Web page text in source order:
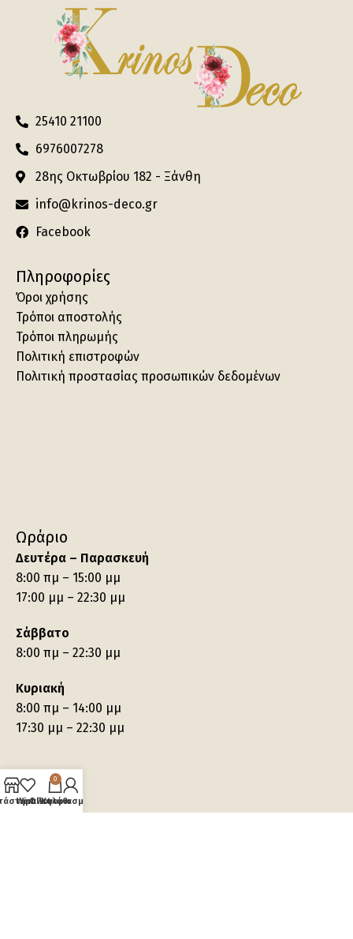
25410 21100
6976007278
28ης Οκτωβρίου 182 - Ξάνθη
info@krinos-deco.gr
Facebook
Πληροφορίες
Όροι χρήσης
Τρόποι αποστολής
Τρόποι πληρωμής
Πολιτική επιστροφών
Πολιτική προστασίας προσωπικών δεδομένων
Ωράριο
Δευτέρα – Παρασκευή
8:00 πμ – 15:00 μμ
17:00 μμ – 22:30 μμ
Σάββατο
8:00 πμ – 22:30 μμ
Κυριακή
8:00 πμ – 14:00 μμ
17:30 μμ – 22:30 μμ
Wishlist
0
Καλάθι
Ο λογαριασμός μου